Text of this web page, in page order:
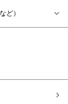
ど）